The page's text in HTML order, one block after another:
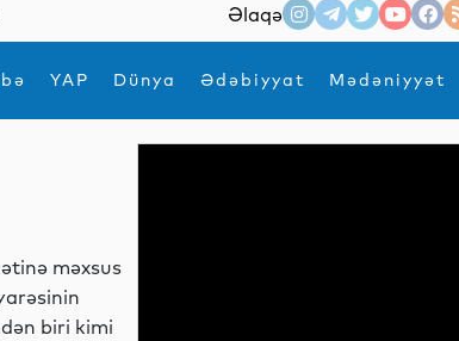
Əlaqə
YAP Dünya Ədəbiyyat Mədəniyyət
məxsus
biri kimi